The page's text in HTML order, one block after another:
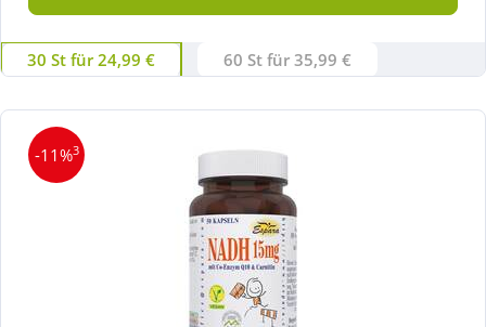
30 St für 24,99 € 60 St für 35,99 €
-11%3